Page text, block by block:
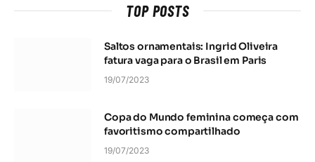
TOP POSTS
Saltos ornamentais: Ingrid Oliveira
fatura vaga para o Brasil em Paris
19/07/2023
Copa do Mundo feminina começa com
favoritismo compartilhado
19/07/2023